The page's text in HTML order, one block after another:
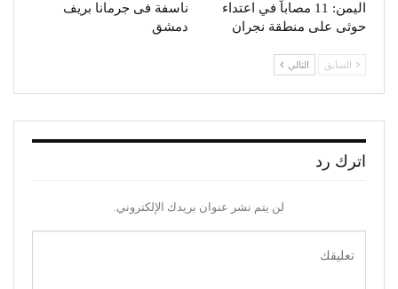
اليمن: 11 مصاباً في اعتداء
حوثى على منطقة نجران
ناسفة فى جرمانا بريف
دمشق
السابق التالي
اترك رد
لن يتم نشر عنوان بريدك الإلكتروني.